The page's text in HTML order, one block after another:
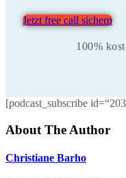
Jetzt free call sichern
100%
[podcast_subscribe
About The Author
Christiane Barho